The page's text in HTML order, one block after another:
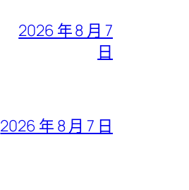
2026 年 8 月 7
日
2026 年 8 月 7 日